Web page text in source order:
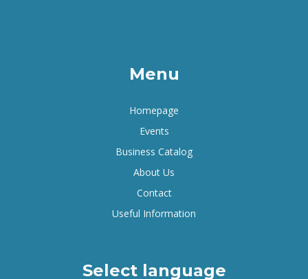
Menu
Homepage
Events
Business Catalog
About Us
Contact
Useful Information
Select language